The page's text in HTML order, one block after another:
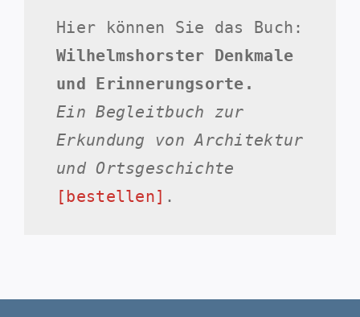
Hier können Sie das Buch:
Wilhelmshorster Denkmale
und Erinnerungsorte.
Ein Begleitbuch zur
Erkundung von Architektur
und Ortsgeschichte
[bestellen] .